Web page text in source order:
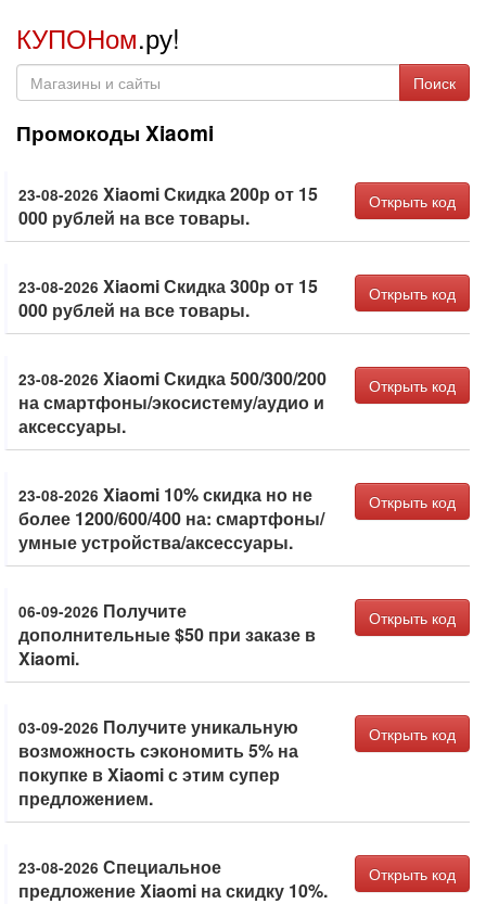
КУПОНом.ру!
Поиск
Промокоды Xiaomi
23-08-2026 Xiaomi Скидка 200р от 15
000 рублей на все товары.
Открыть код
23-08-2026 Xiaomi Скидка 300р от 15
000 рублей на все товары.
Открыть код
23-08-2026 Xiaomi Скидка 500/300/200
на смартфоны/экосистему/аудио и
аксессуары.
Открыть код
23-08-2026 Xiaomi 10% скидка но не
более 1200/600/400 на: смартфоны/
умные устройства/аксессуары.
Открыть код
06-09-2026 Получите
дополнительные $50 при заказе в
Xiaomi.
Открыть код
03-09-2026 Получите уникальную
возможность сэкономить 5% на
покупке в Xiaomi с этим супер
предложением.
Открыть код
23-08-2026 Специальное
предложение Xiaomi на скидку 10%.
Открыть код